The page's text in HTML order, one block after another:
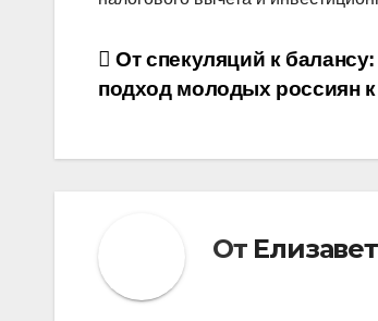
Навигация
по
записям
От спекуляций к балансу:
подход молодых россиян
От